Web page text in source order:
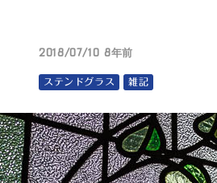
2018/07/10 8年前
ステンドグラス 雑記